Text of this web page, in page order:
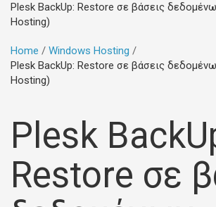
Plesk BackUp: Restore σε βάσεις
Hosting)
Home
Windows Hosting
Plesk BackUp: Restore σε βάσεις
Hosting)
Plesk
Restore σε